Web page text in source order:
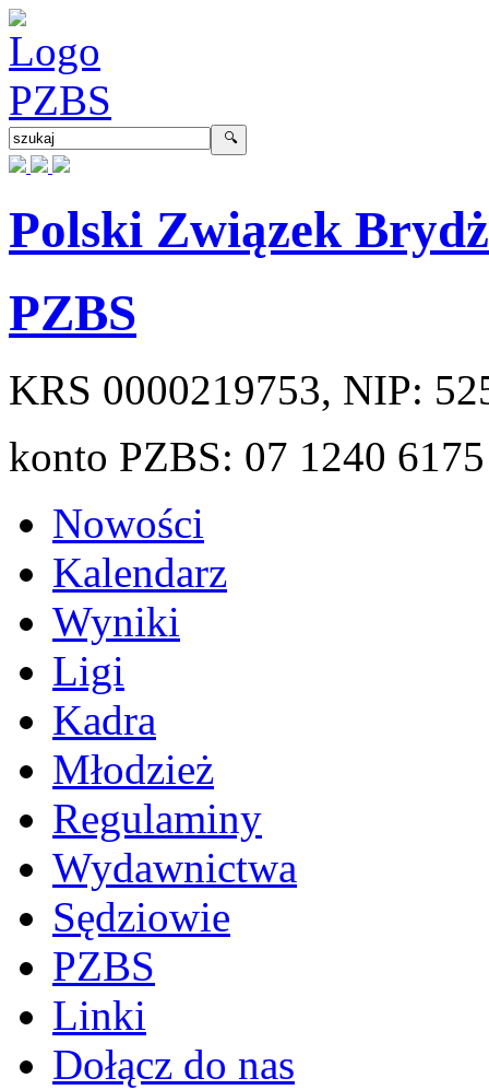
Polski Związek
PZBS
KRS 0000219753, NIP:
konto PZBS: 07 1240
Nowości
Kalendarz
Wyniki
Ligi
Kadra
Młodzież
Regulaminy
Wydawnictwa
Sędziowie
PZBS
Linki
Dołącz do nas